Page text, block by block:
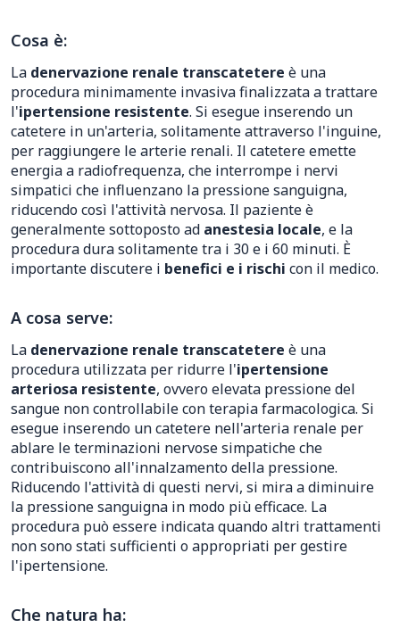
Cosa è:
La denervazione renale transcatetere è una
procedura minimamente invasiva finalizzata a trattare
l'ipertensione resistente. Si esegue inserendo un
catetere in un'arteria, solitamente attraverso l'inguine,
per raggiungere le arterie renali. Il catetere emette
energia a radiofrequenza, che interrompe i nervi
simpatici che influenzano la pressione sanguigna,
riducendo così l'attività nervosa. Il paziente è
generalmente sottoposto ad anestesia locale, e la
procedura dura solitamente tra i 30 e i 60 minuti. È
importante discutere i benefici e i rischi con il medico.
A cosa serve:
La denervazione renale transcatetere è una
procedura utilizzata per ridurre l'ipertensione
arteriosa resistente, ovvero elevata pressione del
sangue non controllabile con terapia farmacologica. Si
esegue inserendo un catetere nell'arteria renale per
ablare le terminazioni nervose simpatiche che
contribuiscono all'innalzamento della pressione.
Riducendo l'attività di questi nervi, si mira a diminuire
la pressione sanguigna in modo più efficace. La
procedura può essere indicata quando altri trattamenti
non sono stati sufficienti o appropriati per gestire
l'ipertensione.
Che natura ha: